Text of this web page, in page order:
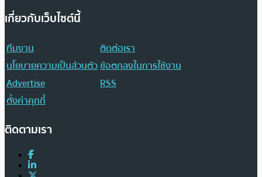
เกี่ยวกับเว็บไซต์นี้
ทีมงาน
ติดต่อเรา
นโยบายความเป็นส่วนตัวข้อตกลงในการใช้งาน
Advertise
RSS
ตั้งค่าคุกกี้
ติดตามเรา